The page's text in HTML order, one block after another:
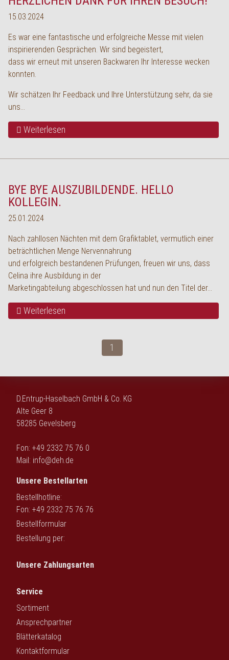
15.03.2024
Es war eine fantastische und erfolgreiche Messe mit vielen
inspirierenden Gesprächen. Wir sind begeistert,
dass wir erneut mit unseren Backwaren Ihr Interesse wecken
konnten.
Wir schätzen Ihr Feedback und Ihre Unterstützung sehr, da sie
uns…
Weiterlesen
BYE BYE AUSZUBILDENDE. HELLO
KOLLEGIN.
25.01.2024
Nach zahllosen Nächten mit dem Grafiktablet, vermutlich einer
beträchtlichen Menge Nervennahrung
und erfolgreich bestandenen Prüfungen, freuen wir uns, dass
Celina ihre Ausbildung in der
Marketingabteilung abgeschlossen hat und nun den Titel der…
Weiterlesen
1
D.Entrup-Haselbach GmbH & Co. KG
Alte Geer 8
58285 Gevelsberg
Fon: +49 2332 75 76 0
Mail: info@deh.de
Unsere Bestellarten
Bestellhotline:
Fon: +49 2332 75 76 76
Bestellformular
Bestellung per:
Unsere Zahlungsarten
Service
Sortiment
Ansprechpartner
Blätterkatalog
Kontaktformular